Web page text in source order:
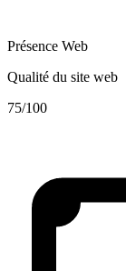
Présence Web
Qualité du site web
75/100